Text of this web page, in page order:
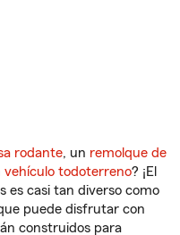
rodante, un remolque de
vehículo todoterreno? ¡El
es casi tan diverso como
puede disfrutar con
construidos para